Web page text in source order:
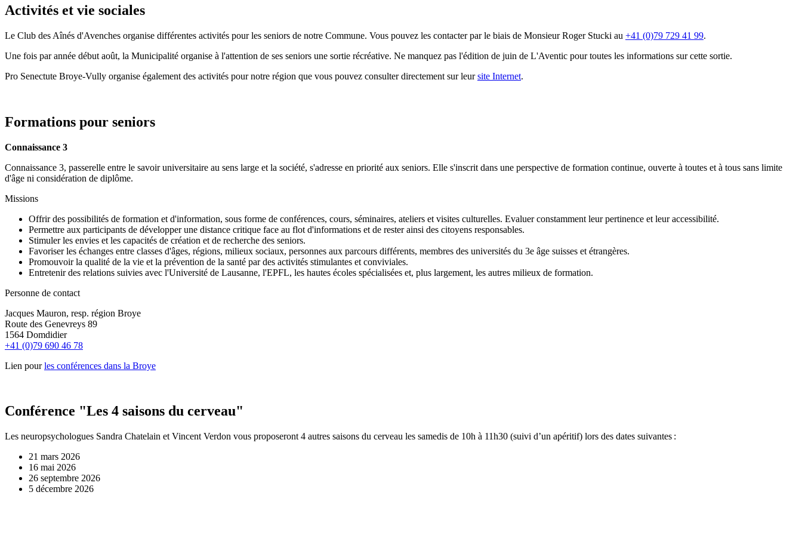
Activités et vie sociales
Le Club des Aînés d'Avenches organise différentes activités pour les seniors de notre Commune. Vous pouvez les contacter par le biais de Monsieur Roger Stucki au +41 (0)79 729 41 99.
Une fois par année début août, la Municipalité organise à l'attention de ses seniors une sortie récréative. Ne manquez pas l'édition de juin de L'Aventic pour toutes les informations sur cette sortie.
Pro Senectute Broye-Vully organise également des activités pour notre région que vous pouvez consulter directement sur leursite Internet.
Formations pour seniors
Connaissance 3
Connaissance 3, passerelle entre le savoir universitaire au sens large et la société, s'adresse en priorité aux seniors. Elle s'inscrit dans une perspective de formation continue, ouverte à toutes et à tous sans limite
d'âge ni considération de diplôme.
Missions
Offrir des possibilités de formation et d'information, sous forme de conférences, cours, séminaires, ateliers et visites culturelles. Evaluer constamment leur pertinence et leur accessibilité.
Permettre aux participants de développer une distance critique face au flot d'informations et de rester ainsi des citoyens responsables.
Stimuler les envies et les capacités de création et de recherche des seniors.
Favoriser les échanges entre classes d'âges, régions, milieux sociaux, personnes aux parcours différents, membres des universités du 3e âge suisses et étrangères.
Promouvoir la qualité de la vie et la prévention de la santé par des activités stimulantes et conviviales.
Entretenir des relations suivies avec l'Université de Lausanne, l'EPFL, les hautes écoles spécialisées et, plus largement, les autres milieux de formation.
Personne de contact
Jacques Mauron, resp. région Broye
Route des Genevreys 89
1564 Domdidier
+41 (0)79 690 46 78
Lien pourles conférences dans la Broye
Conférence "Les 4 saisons du cerveau"
Les neuropsychologues Sandra Chatelain et Vincent Verdon vous proposeront 4 autres saisons du cerveau les samedis de 10h à 11h30 (suivi d’un apéritif) lors des dates suivantes :
21 mars 2026
16 mai 2026
26 septembre 2026
5 décembre 2026